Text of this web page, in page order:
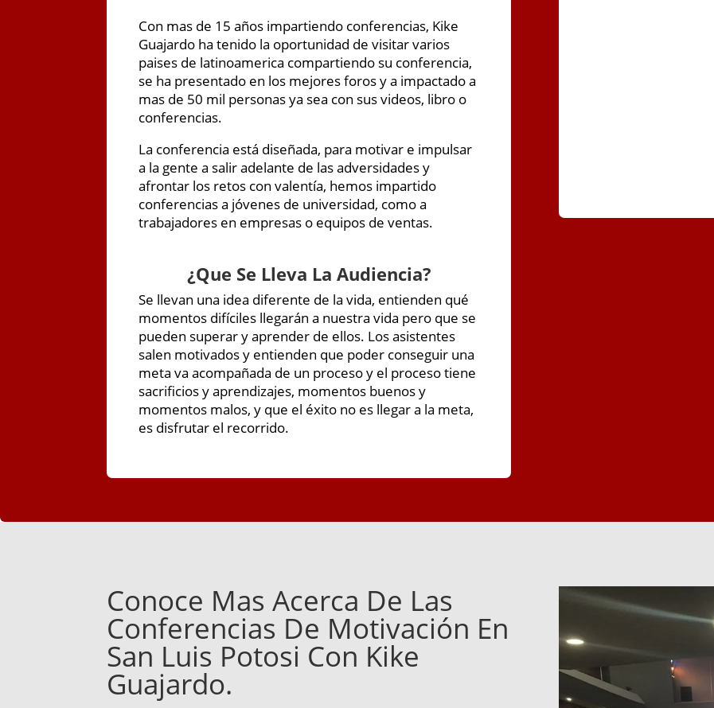
Con mas de 15 años impartiendo conferencias, Kike
Guajardo ha tenido la oportunidad de visitar varios
paises de latinoamerica compartiendo su conferencia,
se ha presentado en los mejores foros y a impactado a
mas de 50 mil personas ya sea con sus videos, libro o
conferencias.
La conferencia está diseñada, para motivar e impulsar
a la gente a salir adelante de las adversidades y
afrontar los retos con valentía, hemos impartido
conferencias a jóvenes de universidad, como a
trabajadores en empresas o equipos de ventas.
¿Que Se Lleva La Audiencia?
Se llevan una idea diferente de la vida, entienden qué
momentos difíciles llegarán a nuestra vida pero que se
pueden superar y aprender de ellos. Los asistentes
salen motivados y entienden que poder conseguir una
meta va acompañada de un proceso y el proceso tiene
sacrificios y aprendizajes, momentos buenos y
momentos malos, y que el éxito no es llegar a la meta,
es disfrutar el recorrido.
Conoce Mas Acerca De Las
Conferencias De Motivación En
San Luis Potosi Con Kike
Guajardo.